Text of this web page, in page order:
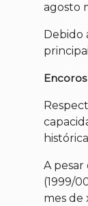
agosto
Debido
Encoros
A
(1999/
mes de